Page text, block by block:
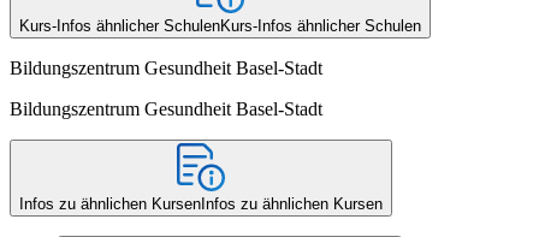
Kurs-Infos ähnlicher SchulenKurs-Infos ähnlicher Schulen
Bildungszentrum Gesundheit Basel-Stadt
Bildungszentrum Gesundheit Basel-Stadt
Infos zu ähnlichen Kursen Infos zu ähnlichen Kursen